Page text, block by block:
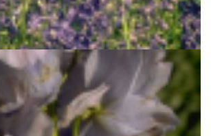
Ridderspoor
Delphinium 'Lamartine'